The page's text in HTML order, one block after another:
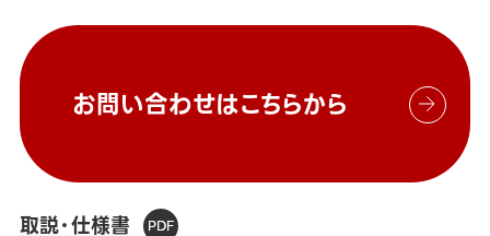
お問い合わせはこちらから
取説・仕様書